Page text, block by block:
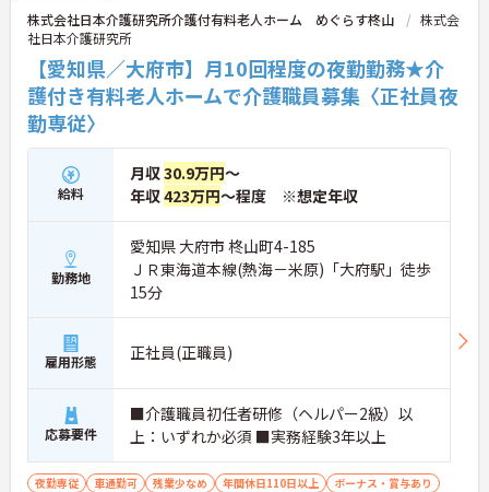
株式会社日本介護研究所介護付有料老人ホーム めぐらす柊山
株式会
社日本介護研究所
【愛知県／大府市】月10回程度の夜勤勤務★介
護付き有料老人ホームで介護職員募集〈正社員夜
勤専従〉
給料
月収30.9万円～
年収423万円～程度 ※想定年収
勤務地
愛知県 大府市 柊山町4-185
ＪＲ東海道本線(熱海－米原)「大府駅」徒歩
15分
雇用形態 正社員(正職員)
応募要件
■介護職員初任者研修（ヘルパー2級）以
上：いずれか必須 ■実務経験3年以上
夜勤専従 車通勤可 残業少なめ 年間休日110日以上
ボーナス・賞与あり